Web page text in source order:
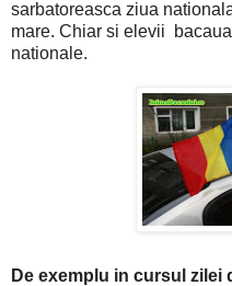
sarbatoreasca ziua
mare. Chiar si elevii
nationale.
De exemplu in cursul zilei